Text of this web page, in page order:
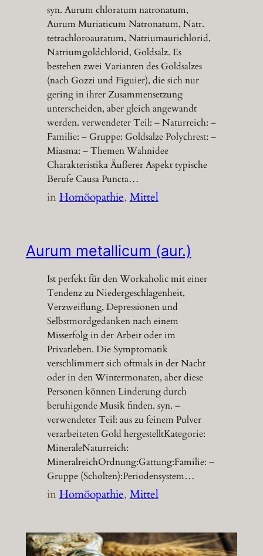
syn. Aurum chloratum natronatum,
Aurum Muriaticum Natronatum, Natr.
tetrachloroauratum, Natriumaurichlorid,
Natriumgoldchlorid, Goldsalz. Es
bestehen zwei Varianten des Goldsalzes
(nach Gozzi und Figuier), die sich nur
gering in ihrer Zusammensetzung
unterscheiden, aber gleich angewandt
werden. verwendeter Teil: – Naturreich: –
Familie: – Gruppe: Goldsalze Polychrest: –
Miasma: – Themen Wahnidee
Charakteristika Äußerer Aspekt typische
Berufe Causa Puncta…
inHomöopathie, Mittel
Aurum metallicum (aur.)
Ist perfekt für den Workaholic mit einer
Tendenz zu Niedergeschlagenheit,
Verzweiflung, Depressionen und
Selbstmordgedanken nach einem
Misserfolg in der Arbeit oder im
Privatleben. Die Symptomatik
verschlimmert sich oftmals in der Nacht
oder in den Wintermonaten, aber diese
Personen können Linderung durch
beruhigende Musik finden. syn. –
verwendeter Teil: aus zu feinem Pulver
verarbeiteten Gold hergestelltKategorie:
MineraleNaturreich:
MineralreichOrdnung:Gattung:Familie: –
Gruppe (Scholten):Periodensystem…
inHomöopathie, Mittel